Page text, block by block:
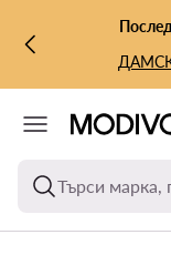
КЪМ
КЪМ ТЪРСЕНЕ
Търси марка,